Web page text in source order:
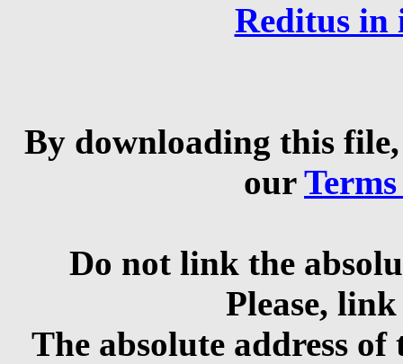
Reditus in
By downloading this
our
Do not link the
Please,
The absolute address